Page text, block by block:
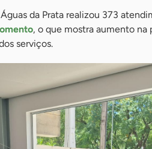
da Prata realizou 373
, o que mostra aumento na
serviços.